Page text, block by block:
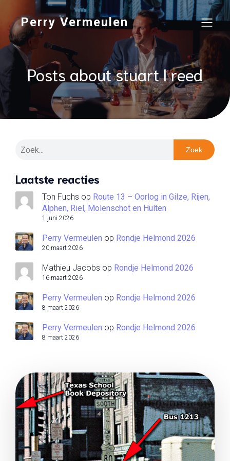
Perry Vermeulen
Posts about stuart l reed
Zoek
Laatste reacties
Ton Fuchs op Route 13 – Oorlog in Gilze, Rijen,
Alphen, Riel, Molenschot en Hulten
1 juni 2026
Perry Vermeulen op Rondje Helmond 2026
20 maart 2026
Mathieu Jacobs op Rondje Helmond 2026
16 maart 2026
Perry Vermeulen op Rondje Helmond 2026
8 maart 2026
Perry Vermeulen op Rondje Helmond 2026
8 maart 2026